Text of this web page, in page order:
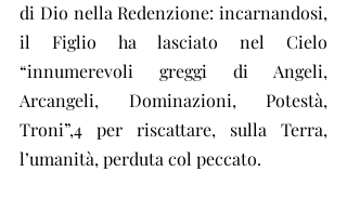
di Dio nella Redenzione: incarnandosi,
il Figlio ha lasciato nel Cielo
“innumerevoli greggi di Angeli,
Arcangeli, Dominazioni, Potestà,
Troni”,4 per riscattare, sulla Terra,
l’umanità, perduta col peccato.